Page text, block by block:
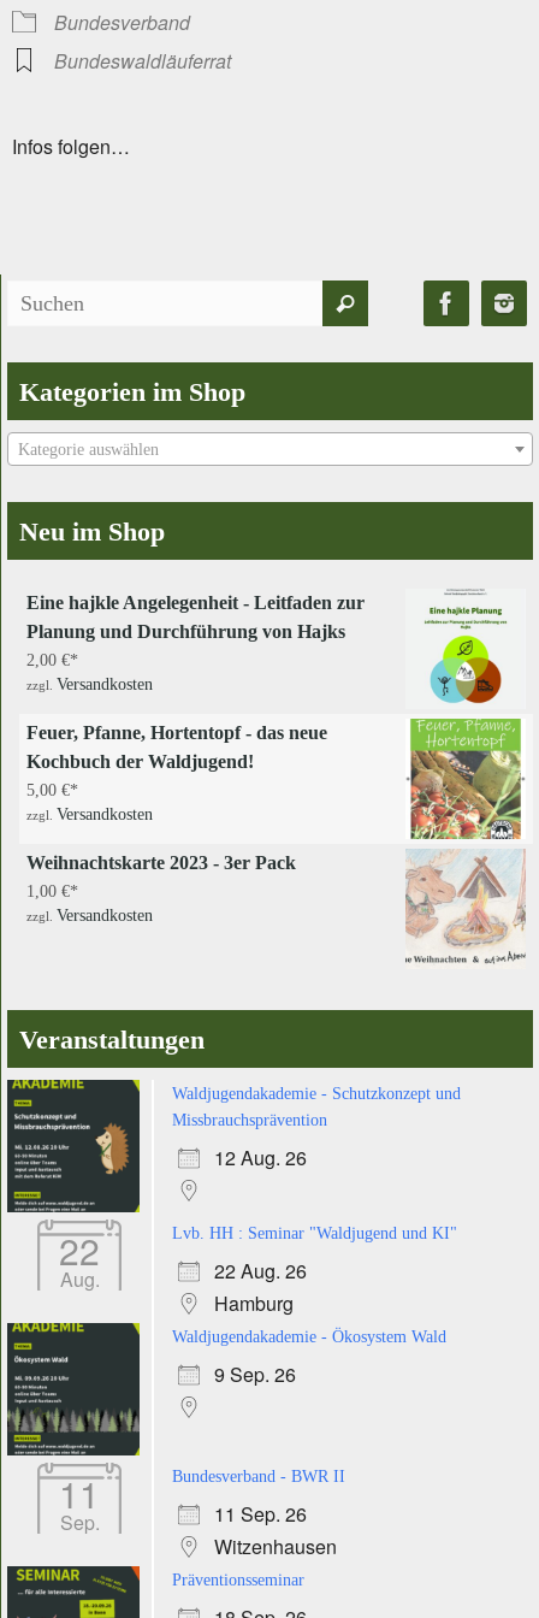
Bundesverband
Bundeswaldläuferrat
Infos folgen…
Suchen
Kategorien im Shop
Kategorie auswählen
Neu im Shop
Eine hajkle Angelegenheit - Leitfaden zur
Planung und Durchführung von Hajks
2,00 €
zzgl. Versandkosten
Feuer, Pfanne, Hortentopf - das neue
Kochbuch der Waldjugend!
5,00 €
zzgl. Versandkosten
Weihnachtskarte 2023 - 3er Pack
1,00 €
zzgl. Versandkosten
Veranstaltungen
Waldjugendakademie - Schutzkonzept und
Missbrauchsprävention
12 Aug. 26
22
Aug.
Lvb. HH : Seminar "Waldjugend und KI"
22 Aug. 26
Hamburg
Waldjugendakademie - Ökosystem Wald
9 Sep. 26
11
Sep.
Bundesverband - BWR II
11 Sep. 26
Witzenhausen
Präventionsseminar